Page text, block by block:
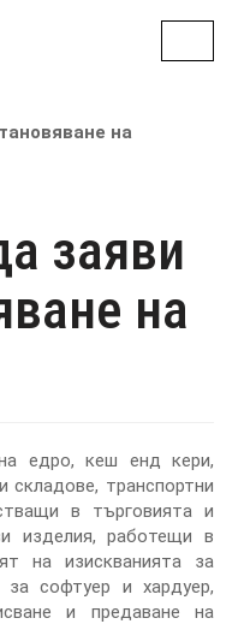
на
заяви
на
едро, кеш енд кери,
складове, транспортни
в търговията и
изделия, работещи в
на изискванията за
за софтуер и хардуер,
и предаване на